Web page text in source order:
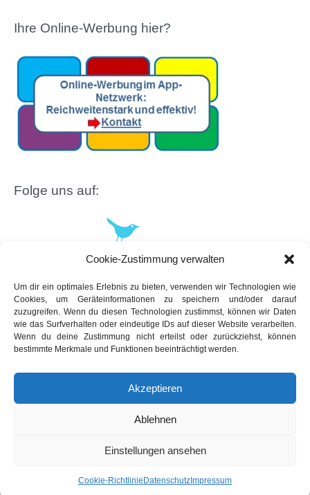
Cookie-Zustimmung verwalten
Um dir ein optimales Erlebnis zu bieten, verwenden wir Technologien wie
Cookies, um Geräteinformationen zu speichern und/oder darauf
zuzugreifen. Wenn du diesen Technologien zustimmst, können wir Daten
wie das Surfverhalten oder eindeutige IDs auf dieser Website verarbeiten.
Wenn du deine Zustimmung nicht erteilst oder zurückziehst, können
bestimmte Merkmale und Funktionen beeinträchtigt werden.
Akzeptieren
Ablehnen
Einstellungen ansehen
Cookie-Richtlinie Datenschutz Impressum
Ihre Online-Werbung hier?
Folge uns auf: